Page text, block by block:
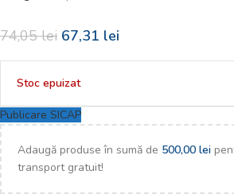
74,05lei 67,31 lei
Stoc epuizat
Publicare SICAP
Adaugă produse în sumă de 500,00 lei
transport gratuit!